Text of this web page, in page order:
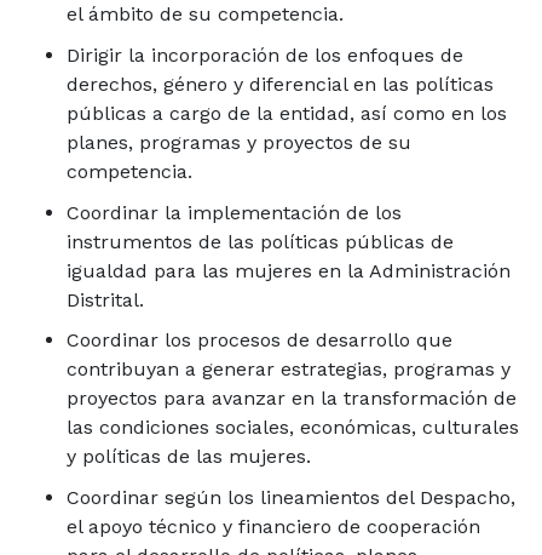
el ámbito de su competencia.
Dirigir la incorporación de los enfoques de
derechos, género y diferencial en las políticas
públicas a cargo de la entidad, así como en los
planes, programas y proyectos de su
competencia.
Coordinar la implementación de los
instrumentos de las políticas públicas de
igualdad para las mujeres en la Administración
Distrital.
Coordinar los procesos de desarrollo que
contribuyan a generar estrategias, programas y
proyectos para avanzar en la transformación de
las condiciones sociales, económicas, culturales
y políticas de las mujeres.
Coordinar según los lineamientos del Despacho,
el apoyo técnico y financiero de cooperación